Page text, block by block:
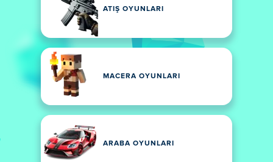
ATIŞ OYUNLARI
MACERA OYUNLARI
ARABA OYUNLARI